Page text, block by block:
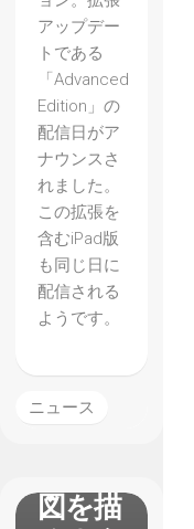
アップデー
トである
「Advanced
Edition」の
配信日がア
ナウンスさ
れました。
この拡張を
含むiPad版
も同じ日に
配信される
ようです。
ニュース
【Mini
Metro
図を描